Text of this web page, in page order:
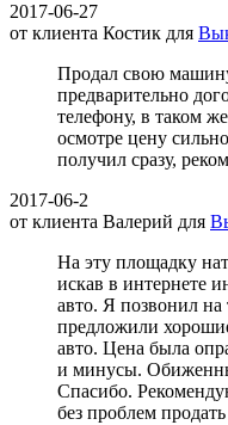
2017-06-27
от клиента Костик для
Продал свою
предварительно
телефону, в таком
осмотре цену
получил сразу,
2017-06-2
от клиента Валерий для
На эту площадку
искав в интернете
авто. Я позвонил
предложили
авто. Цена была
и минусы.
Спасибо.
без проблем